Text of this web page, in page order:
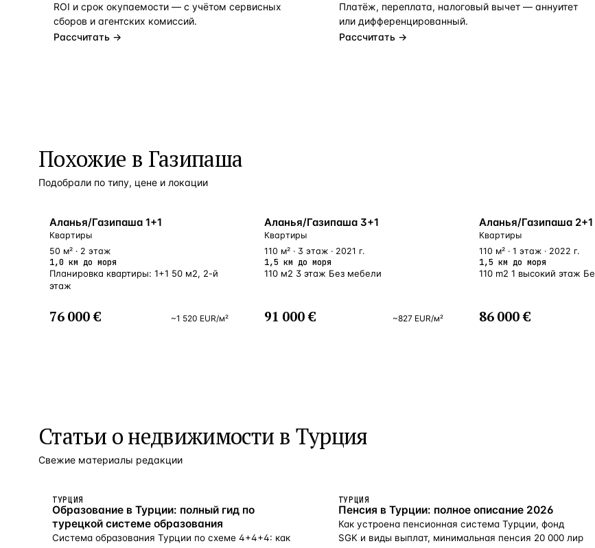
ROI и срок окупаемости — с учётом сервисных
сборов и агентских комиссий.
Рассчитать →
Платёж, переплата, налоговый вычет — аннуитет
или дифференцированный.
Рассчитать →
Похожие в Газипаша
Подобрали по типу, цене и локации
БЛИЗКО К МОРЮ
Аланья/Газипаша 1+1
Квартиры
50 м² · 2 этаж
1,0 км до моря
Планировка квартиры: 1+1 50 м2, 2-й
этаж
76 000 € ~1 520 EUR/м²
БЛИЗКО К МОРЮ Аланья/Газипаша 3+1
Квартиры
110 м² · 3 этаж · 2021 г.
1,5 км до моря
110 м2 3 этаж Без мебели
91 000 € ~827 EUR/м²
БЛИЗКО К МОРЮ Аланья/Газипаша 2+1
Квартиры
110 м² · 1 этаж · 2022 г.
1,5 км до моря
110 m2 1 высокий этаж
86 000 €
Статьи онедвижимости в Турция
Свежие материалы редакции
ТУРЦИЯ
Образование в Турции: полный гид по
турецкой системе образования
Система образования Турции по схеме 4+4+4: как
ТУРЦИЯ
Пенсия в Турции: полное описание 2026
Как устроена пенсионная система Турции, фонд
SGK и виды выплат, минимальная пенсия 20 000 лир